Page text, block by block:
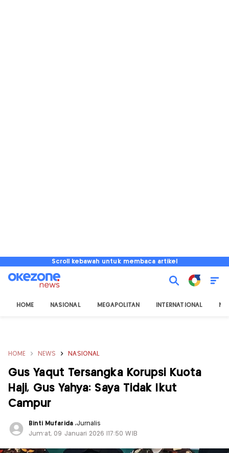
Scroll kebawah untuk membaca artikel
HOME NASIONAL MEGAPOLITAN INTERNATIONAL
HOME NEWS NASIONAL
Gus Yaqut Tersangka Korupsi Kuota
Haji, Gus Yahya: Saya Tidak Ikut
Campur
Binti Mufarida ,Jurnalis
Jum'at, 09 Januari 2026 |17:50 WIB